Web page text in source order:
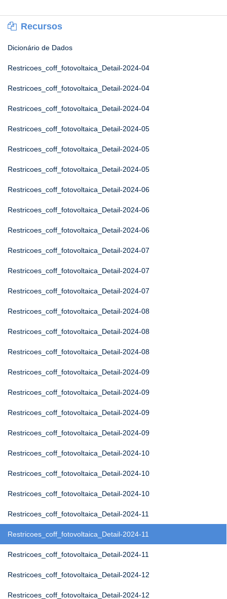
Recursos
Dicionário de Dados
Restricoes_coff_fotovoltaica_Detail-2024-04
Restricoes_coff_fotovoltaica_Detail-2024-04
Restricoes_coff_fotovoltaica_Detail-2024-04
Restricoes_coff_fotovoltaica_Detail-2024-05
Restricoes_coff_fotovoltaica_Detail-2024-05
Restricoes_coff_fotovoltaica_Detail-2024-05
Restricoes_coff_fotovoltaica_Detail-2024-06
Restricoes_coff_fotovoltaica_Detail-2024-06
Restricoes_coff_fotovoltaica_Detail-2024-06
Restricoes_coff_fotovoltaica_Detail-2024-07
Restricoes_coff_fotovoltaica_Detail-2024-07
Restricoes_coff_fotovoltaica_Detail-2024-07
Restricoes_coff_fotovoltaica_Detail-2024-08
Restricoes_coff_fotovoltaica_Detail-2024-08
Restricoes_coff_fotovoltaica_Detail-2024-08
Restricoes_coff_fotovoltaica_Detail-2024-09
Restricoes_coff_fotovoltaica_Detail-2024-09
Restricoes_coff_fotovoltaica_Detail-2024-09
Restricoes_coff_fotovoltaica_Detail-2024-09
Restricoes_coff_fotovoltaica_Detail-2024-10
Restricoes_coff_fotovoltaica_Detail-2024-10
Restricoes_coff_fotovoltaica_Detail-2024-10
Restricoes_coff_fotovoltaica_Detail-2024-11
Restricoes_coff_fotovoltaica_Detail-2024-11
Restricoes_coff_fotovoltaica_Detail-2024-11
Restricoes_coff_fotovoltaica_Detail-2024-12
Restricoes_coff_fotovoltaica_Detail-2024-12